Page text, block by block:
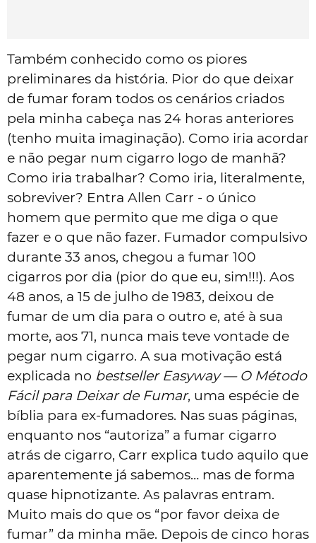
Também conhecido como os piores
preliminares da história. Pior do que deixar
de fumar foram todos os cenários criados
pela minha cabeça nas 24 horas anteriores
(tenho muita imaginação). Como iria acordar
e não pegar num cigarro logo de manhã?
Como iria trabalhar? Como iria, literalmente,
sobreviver? Entra Allen Carr - o único
homem que permito que me diga o que
fazer e o que não fazer. Fumador compulsivo
durante 33 anos, chegou a fumar 100
cigarros por dia (pior do que eu, sim!!!). Aos
48 anos, a 15 de julho de 1983, deixou de
fumar de um dia para o outro e, até à sua
morte, aos 71, nunca mais teve vontade de
pegar num cigarro. A sua motivação está
explicada no bestseller Easyway — O Método
Fácil para Deixar de Fumar, uma espécie de
bíblia para ex-fumadores. Nas suas páginas,
enquanto nos “autoriza” a fumar cigarro
atrás de cigarro, Carr explica tudo aquilo que
aparentemente já sabemos… mas de forma
quase hipnotizante. As palavras entram.
Muito mais do que os “por favor deixa de
fumar” da minha mãe. Depois de cinco horas